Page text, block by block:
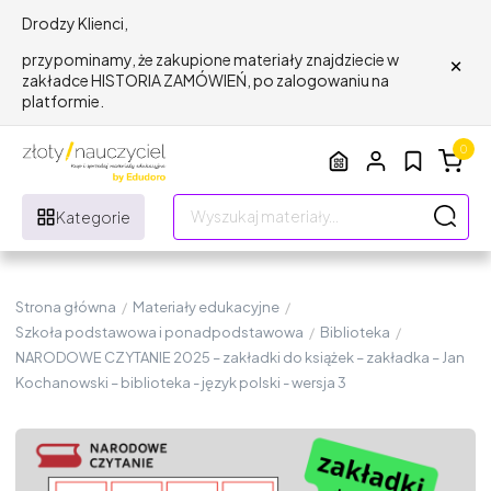
Drodzy Klienci,
przypominamy, że zakupione materiały znajdziecie w
zakładce HISTORIA ZAMÓWIEŃ, po zalogowaniu na
platformie.
×
Kategorie
0
Strona główna / Materiały edukacyjne /
Szkoła podstawowa i ponadpodstawowa / Biblioteka /
NARODOWE CZYTANIE 2025 – zakładki do książek – zakładka – Jan
Kochanowski – biblioteka - język polski - wersja 3